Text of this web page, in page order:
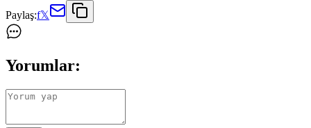
Paylaş:f𝕏
Yorumlar: